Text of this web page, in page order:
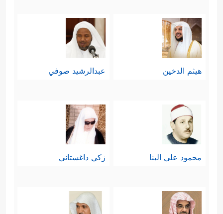
هيثم الدخين عبدالرشيد صوفي
محمود علي البنا زكي داغستاني